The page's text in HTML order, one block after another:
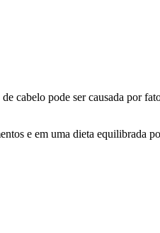
cabelo pode ser causada por
e em uma dieta equilibrada